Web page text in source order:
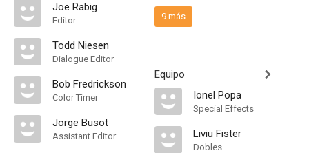
Joe Rabig
Editor
Todd Niesen
Dialogue Editor
Bob Fredrickson
Color Timer
Jorge Busot
Assistant Editor
9 más
Equipo
Ionel Popa
Special Effects
Liviu Fister
Dobles